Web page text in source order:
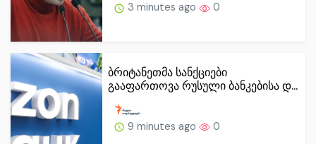
3 minutes ago 0
ბრიტანეთმა სანქციები
გააფართოვა რუსული ბანკებისა დ...
9 minutes ago 0